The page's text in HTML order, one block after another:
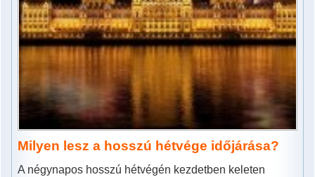
Milyen lesz a hosszú hétvége időjárása?
A négynapos hosszú hétvégén kezdetben keleten